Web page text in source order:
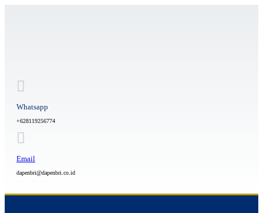
Whatsapp
+628119256774
Email
dapenbri@dapenbri.co.id